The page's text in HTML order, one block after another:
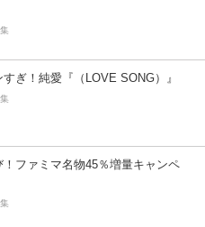
ぎ！純愛『（LOVE SONG）』
ファミマ名物45％増量キャンペ